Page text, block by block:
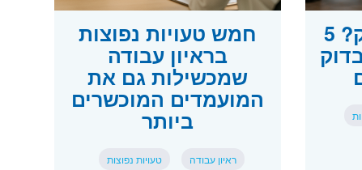
פוטרתם מההייטק? 5 חמש טעויות נפוצות
בראיון עבודה
שמכשילות גם את
המועמדים המוכשרים
ביותר
ראיון עבודה טעויות נפוצות